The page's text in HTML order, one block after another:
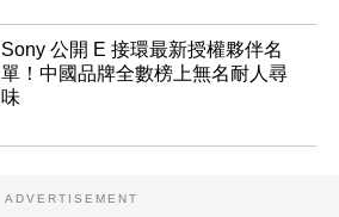
Sony 公開 E 接環最新授權夥伴名
單！中國品牌全數榜上無名耐人尋
味
ADVERTISEMENT